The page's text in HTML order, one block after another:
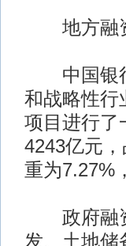
地方融
中国银行
和战略性行
项目进行了
4243亿元
重为7.27%
政府融资
发、土地储